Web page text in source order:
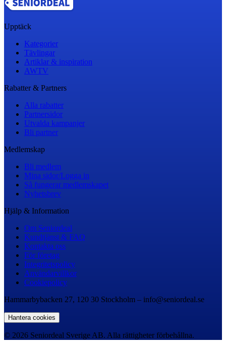
Upptäck
Kategorier
Tävlingar
Artiklar & inspiration
AWTV
Rabatter & Partners
Alla rabatter
Partnersidor
Utvalda kampanjer
Bli partner
Medlemskap
Bli medlem
Mina sidor/Logga in
Så fungerar medlemskapet
Nyhetsbrev
Hjälp & Information
Om Seniordeal
Kundtjänst & FAQ
Kontakta oss
För företag
Integritetspolicy
Användarvillkor
Cookiepolicy
Hammarbybacken 27, 120 30 Stockholm – info@seniordeal.se
Hantera cookies
© 2026 Seniordeal Sverige AB. Alla rättigheter förbehållna.